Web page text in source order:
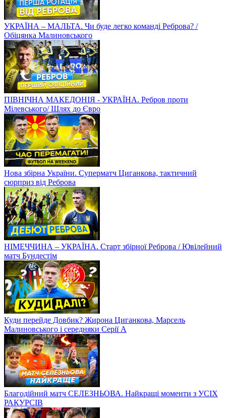
УКРАЇНА – МАЛЬТА. Чи буде легко команді Реброва? /
Обіцянка Малиновського
ПІВНІЧНА МАКЕДОНІЯ - УКРАЇНА. Ребров проти
Мілевського/ Шлях до Євро
Нова збірна України. Суперматч Циганкова, тактичний
сюрприз від Реброва
НІМЕЧЧИНА – УКРАЇНА. Старт збірної Реброва / Ювілейний
матч Бундестім
Куди перейде Довбик? Жирона Циганкова, Марсель
Малиновського і середняки Серії А
Благодійний матч СЕЛЕЗНЬОВА. Найкращі моменти з УСІХ
РАКУРСІВ